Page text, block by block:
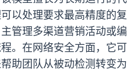
以处理要求最高精度的复
管理多渠道营销活动或编
。在网络安全方面，它可
助团队从被动检测转变为